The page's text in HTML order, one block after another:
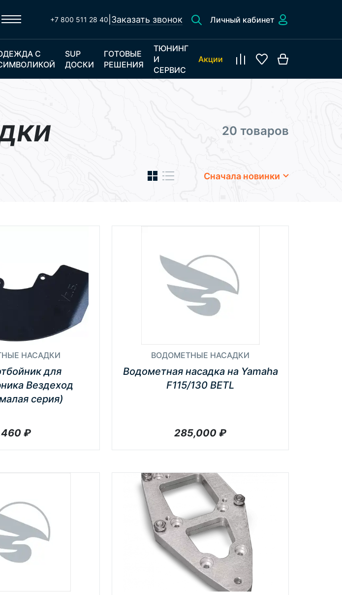
+7 800 511 28 40 Заказать звонок Личный кабинет
С
SUP
ДОСКИ
ГОТОВЫЕ
РЕШЕНИЯ
ТЮНИНГ
И
СЕРВИС
Акции
20 товаров
Сначала новинки
НАСАДКИ
для
Вездеход
серия)
₽
ВОДОМЕТНЫЕ НАСАДКИ
Водометная насадка на Yamaha
F115/130 BETL
285,000 ₽